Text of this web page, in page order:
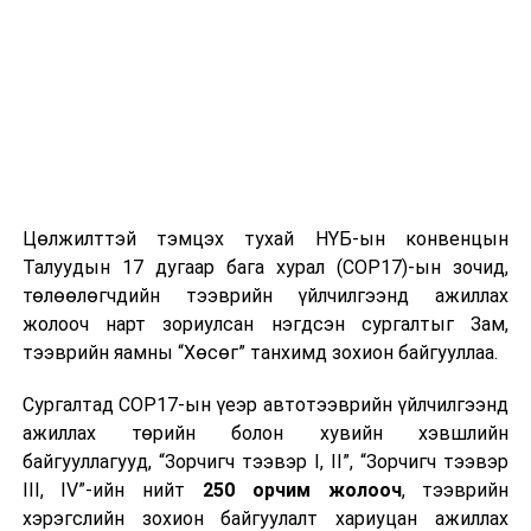
Цөлжилттэй тэмцэх тухай НҮБ-ын конвенцын
Талуудын 17 дугаар бага хурал (COP17)-ын зочид,
төлөөлөгчдийн тээврийн үйлчилгээнд ажиллах
жолооч нарт зориулсан нэгдсэн сургалтыг Зам,
тээврийн яамны “Хөсөг” танхимд зохион байгууллаа.
Сургалтад COP17-ын үеэр автотээврийн үйлчилгээнд
ажиллах төрийн болон хувийн хэвшлийн
байгууллагууд, “Зорчигч тээвэр I, II”, “Зорчигч тээвэр
III, IV”-ийн нийт 250 орчим жолооч, тээврийн
хэрэгслийн зохион байгуулалт хариуцан ажиллах